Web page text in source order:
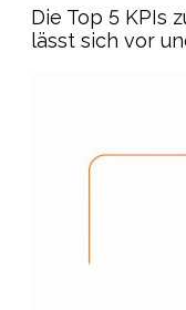
Die Top 5 KPIs
lässt sich vor